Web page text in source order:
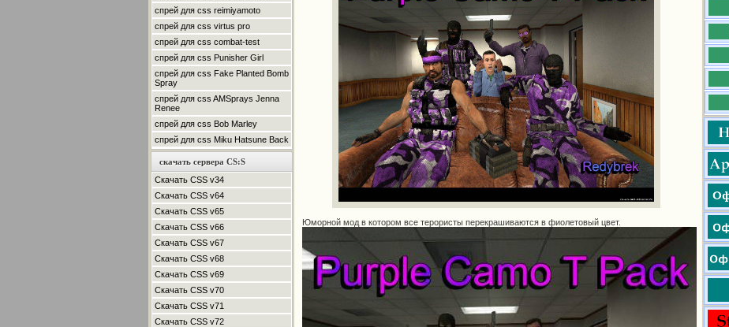
спрей для css reimiyamoto
спрей для css virtus pro
спрей для css combat-test
спрей для css Punisher Girl
спрей для css Fake Planted Bomb
Spray
спрей для css AMSprays Jenna
Renee
спрей для css Bob Marley
спрей для css Miku Hatsune Back
скачать сервера CS:S
Скачать CSS v34
Скачать CSS v64
Скачать CSS v65
Скачать CSS v66
Скачать CSS v67
Скачать CSS v68
Скачать CSS v69
Скачать CSS v70
Скачать CSS v71
Скачать CSS v72
Юморной мод в котором все терористы перекрашиваются в фиолетовый цвет.